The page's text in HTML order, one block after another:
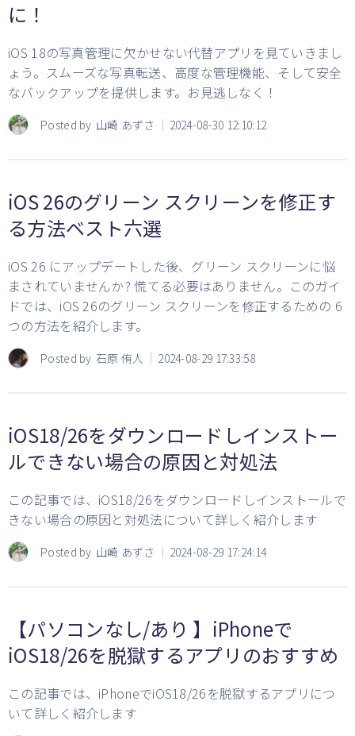
に！
iOS 18の写真管理に欠かせない代替アプリを見ていきまし
ょう。スムーズな写真転送、高度な管理機能、そして安全
なバックアップを提供します。お見逃しなく！
Posted by 山崎 あずさ 2024-08-30 12:10:12
iOS 26のグリーン スクリーンを修正す
る方法ベスト六選
iOS 26 にアップデートした後、グリーン スクリーンに悩
まされていませんか? 慌てる必要はありません。このガイ
ドでは、iOS 26のグリーン スクリーンを修正するための 6
つの方法を紹介します。
Posted by 石原 侑人 2024-08-29 17:33:58
iOS18/26をダウンロードしインストー
ルできない場合の原因と対処法
この記事では、iOS18/26をダウンロードしインストールで
きない場合の原因と対処法について詳しく紹介します
Posted by 山崎 あずさ 2024-08-29 17:24:14
【パソコンなし/あり 】iPhoneで
iOS18/26を脱獄するアプリのおすすめ
この記事では、iPhoneでiOS18/26を脱獄するアプリにつ
いて詳しく紹介します